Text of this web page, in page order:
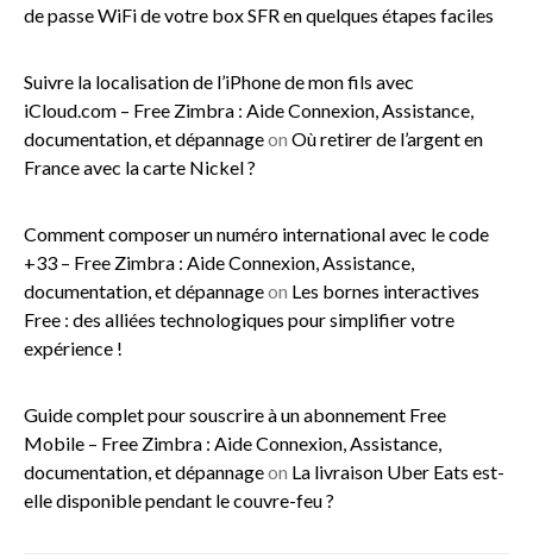
de passe WiFi de votre box SFR en quelques étapes faciles
Suivre la localisation de l’iPhone de mon fils avec
iCloud.com – Free Zimbra : Aide Connexion, Assistance,
documentation, et dépannageon Où retirer de l’argent en
France avec la carte Nickel ?
Comment composer un numéro international avec le code
+33 – Free Zimbra : Aide Connexion, Assistance,
documentation, et dépannageon Les bornes interactives
Free : des alliées technologiques pour simplifier votre
expérience !
Guide complet pour souscrire à un abonnement Free
Mobile – Free Zimbra : Aide Connexion, Assistance,
documentation, et dépannageon La livraison Uber Eats est-
elle disponible pendant le couvre-feu ?